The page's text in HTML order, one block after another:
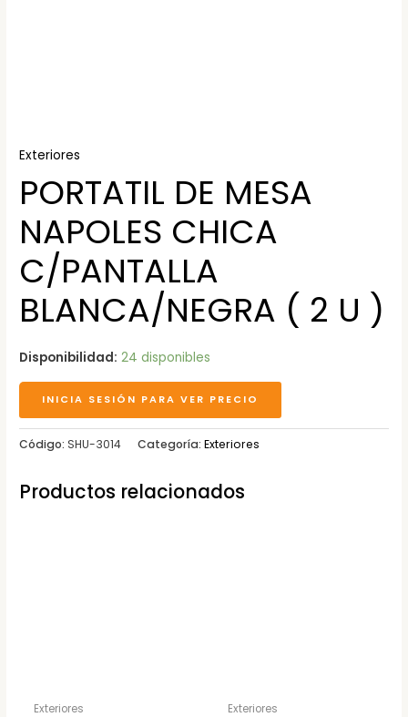
Exteriores
PORTATIL DE MESA
NAPOLES CHICA
C/PANTALLA
BLANCA/NEGRA ( 2 U )
Disponibilidad: 24 disponibles
INICIA SESIÓN PARA VER PRECIO
Código:SHU-3014 Categoría:Exteriores
Productos relacionados
Exteriores Exteriores